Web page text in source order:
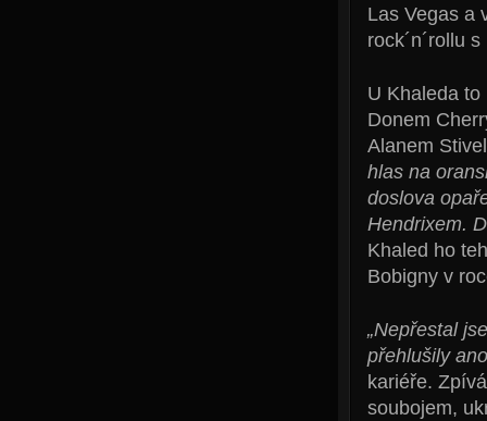
Las Vegas a
rock´n´rollu
U Khaleda
Donem
Alanem
hlas na
doslova
Hendrixem.
Khaled ho
Bobigny v
„Nepřestal
přehlušily ano
kariéře.
soubojem,